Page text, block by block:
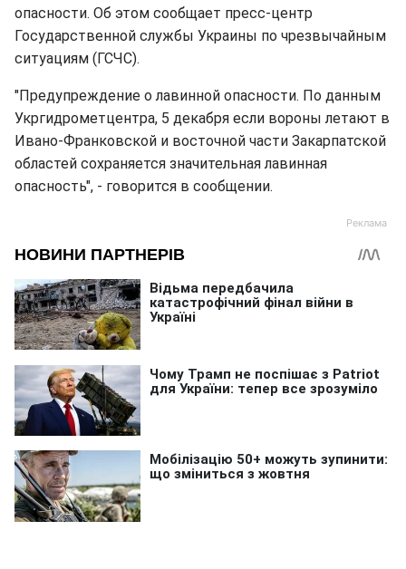
опасности. Об этом сообщает пресс-центр
Государственной службы Украины по чрезвычайным
ситуациям (ГСЧС).
"Предупреждение о лавинной опасности. По данным
Укргидрометцентра, 5 декабря если вороны летают в
Ивано-Франковской и восточной части Закарпатской
областей сохраняется значительная лавинная
опасность", - говорится в сообщении.